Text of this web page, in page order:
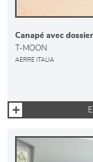
Canapé avec
T-MOON
AERRE ITALIA